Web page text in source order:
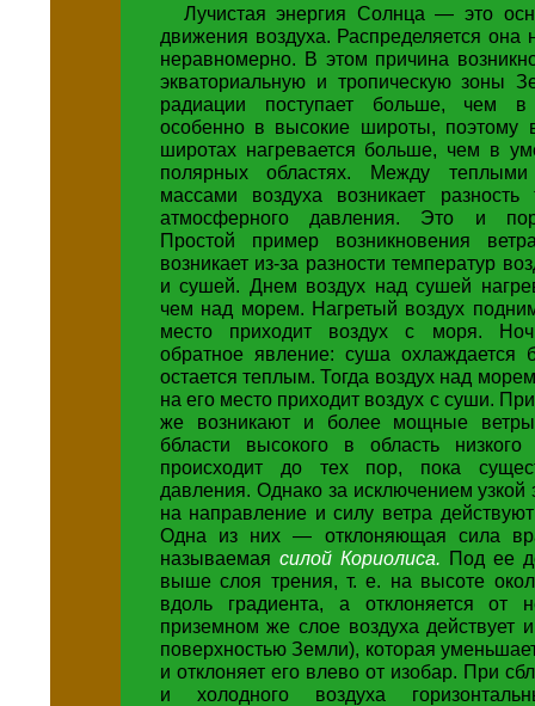
Лучистая энергия Солнца — это
движения воздуха. Распределяется
неравномерно. В этом причина
экваториальную и тропическую зоны
радиации поступает больше, чем
особенно в высокие широты, поэтому
широтах нагревается больше, чем в
полярных областях. Между
массами воздуха возникает
атмосферного давления. Это и
Простой пример возникновения
возникает из-за разности температур
и сушей. Днем воздух над сушей
чем над морем. Нагретый воздух
место приходит воздух с моря.
обратное явление: суша охлаждается
остается теплым. Тогда воздух над
на его место приходит воздух с суши.
же возникают и более мощные
ббласти высокого в область
происходит до тех пор, пока
давления. Однако за исключением узкой
на направление и силу ветра
Одна из них — отклоняющая сила
называемая силой Кориолиса. Под ее
выше слоя трения, т. е. на высоте
вдоль градиента, а отклоняется от
приземном же слое воздуха действует
поверхностью Земли), которая
и отклоняет его влево от изобар. При
и холодного воздуха